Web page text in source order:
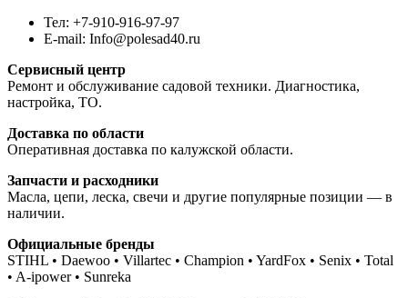
Тел: +7-910-916-97-97
E-mail: Info@polesad40.ru
Сервисный центр
Ремонт и обслуживание садовой техники. Диагностика,
настройка, ТО.
Доставка по области
Оперативная доставка по калужской области.
Запчасти и расходники
Масла, цепи, леска, свечи и другие популярные позиции — в
наличии.
Официальные бренды
STIHL • Daewoo • Villartec • Champion • YardFox • Senix • Total
• A-ipower • Sunreka